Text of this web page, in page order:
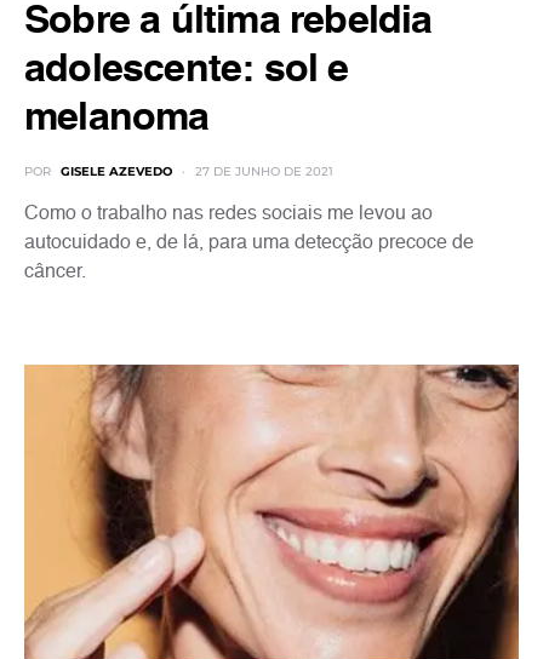
Sobre a última rebeldia
adolescente: sol e
melanoma
POR GISELE AZEVEDO 27 DE JUNHO DE 2021
Como o trabalho nas redes sociais me levou ao
autocuidado e, de lá, para uma detecção precoce de
câncer.